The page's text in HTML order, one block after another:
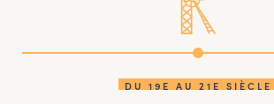
DU 19E AU 21E SIÈCLE